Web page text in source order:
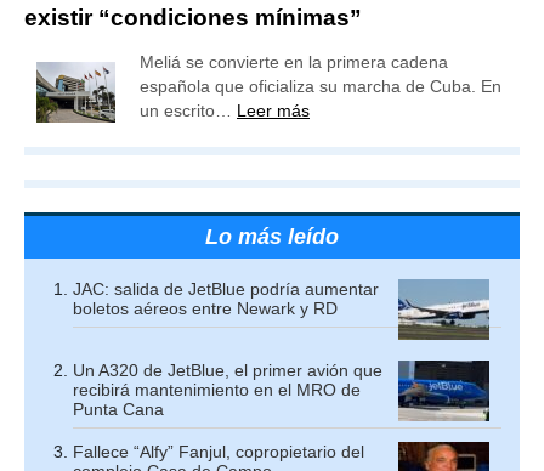
existir “condiciones mínimas”
Meliá se convierte en la primera cadena
española que oficializa su marcha de Cuba. En
un escrito… Leer más
Lo más leído
JAC: salida de JetBlue podría aumentar
boletos aéreos entre Newark y RD
Un A320 de JetBlue, el primer avión que
recibirá mantenimiento en el MRO de
Punta Cana
Fallece “Alfy” Fanjul, copropietario del